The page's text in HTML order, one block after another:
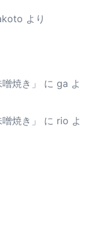
より
焼き」
に ga よ
焼き」
に rio よ